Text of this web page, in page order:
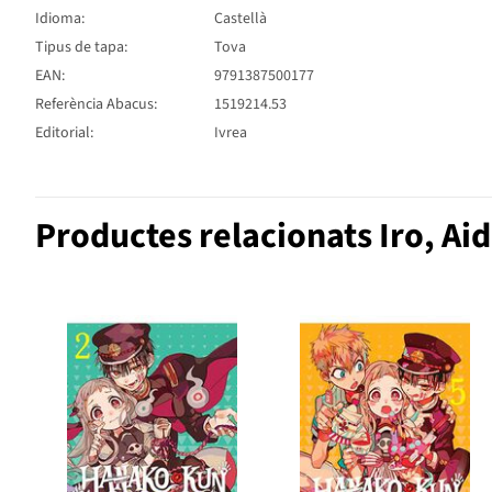
Idioma:
Castellà
Tipus de tapa:
Tova
EAN:
9791387500177
Referència Abacus:
1519214.53
Editorial:
Ivrea
Productes relacionats Iro,